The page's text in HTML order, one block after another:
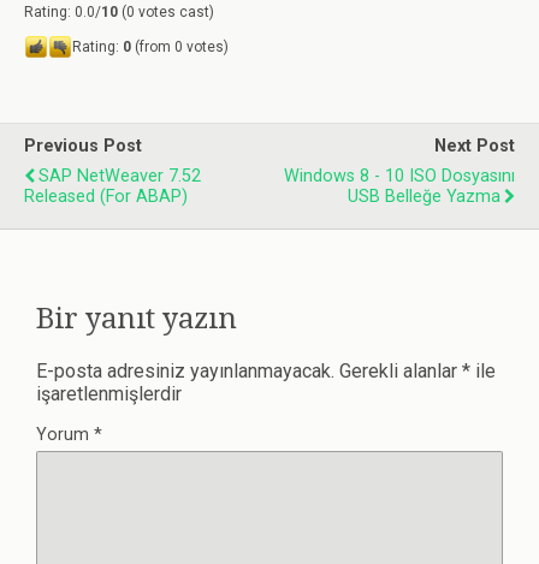
Rating: 0.0/10 (0 votes cast)
Rating: 0 (from 0 votes)
Previous Post
SAP NetWeaver 7.52
Released (for ABAP)
Next Post
Windows 8 - 10 ISO Dosyasını
USB Belleğe Yazma
Bir yanıt yazın
E-posta adresiniz yayınlanmayacak. Gerekli alanlar * ile
işaretlenmişlerdir
Yorum *